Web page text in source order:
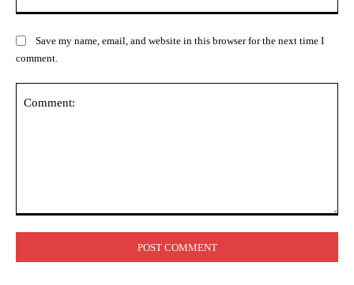
Save my name, email, and website in this browser for the next time I
comment.